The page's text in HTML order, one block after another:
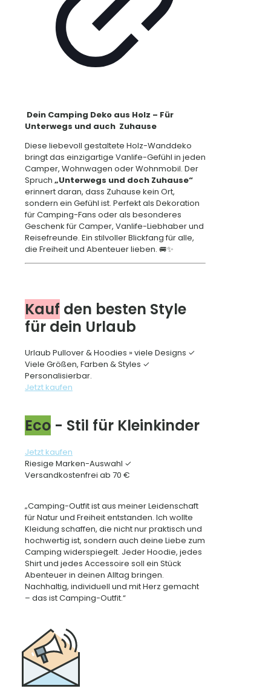
Dein Camping Deko aus Holz – Für
Unterwegs und auch Zuhause
Diese liebevoll gestaltete Holz-Wanddeko
bringt das einzigartige Vanlife-Gefühl in jeden
Camper, Wohnwagen oder Wohnmobil. Der
Spruch „Unterwegs und doch Zuhause“
erinnert daran, dass Zuhause kein Ort,
sondern ein Gefühl ist. Perfekt als Dekoration
für Camping-Fans oder als besonderes
Geschenk für Camper, Vanlife-Liebhaber und
Reisefreunde. Ein stilvoller Blickfang für alle,
die Freiheit und Abenteuer lieben. 🚐✨
Kauf den besten Style
für dein Urlaub
Urlaub Pullover & Hoodies » viele Designs ✓
Viele Größen, Farben & Styles ✓
Personalisierbar.
Jetzt kaufen
Eco - Stil für Kleinkinder
Jetzt kaufen
Riesige Marken-Auswahl ✓
Versandkostenfrei ab 70 €
„Camping-Outfit ist aus meiner Leidenschaft
für Natur und Freiheit entstanden. Ich wollte
Kleidung schaffen, die nicht nur praktisch und
hochwertig ist, sondern auch deine Liebe zum
Camping widerspiegelt. Jeder Hoodie, jedes
Shirt und jedes Accessoire soll ein Stück
Abenteuer in deinen Alltag bringen.
Nachhaltig, individuell und mit Herz gemacht
– das ist Camping-Outfit.“